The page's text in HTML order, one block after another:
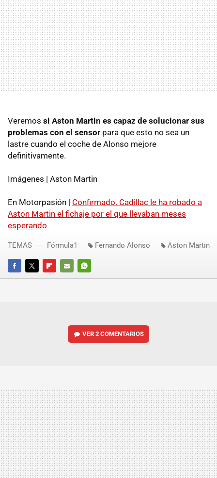
Veremos si Aston Martin es capaz de solucionar sus
problemas con el sensor para que esto no sea un
lastre cuando el coche de Alonso mejore
definitivamente.
Imágenes | Aston Martin
En Motorpasión | Confirmado. Cadillac le ha robado a
Aston Martin el fichaje por el que llevaban meses
esperando
FACEBOOKTWITTERFLIPBOARD
E-
WHATSAPP
TEMAS Fórmula1 Fernando Alonso Aston Martin
VER2 COMENTARIOS